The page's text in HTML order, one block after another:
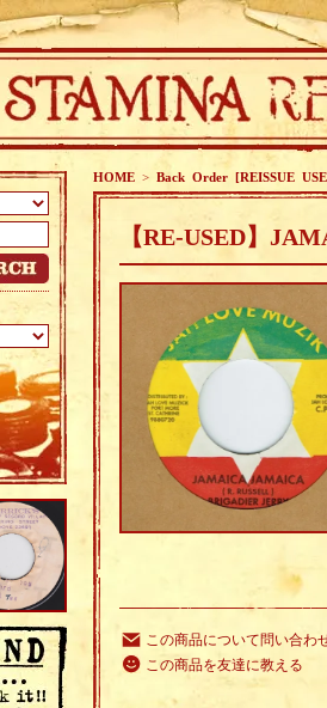
HOME > Back Order [REISSUE
【RE-USED】
この商品について問い合わ
この商品を友達に教える